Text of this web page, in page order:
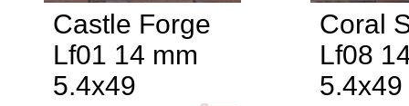
Castle Forge
Lf01 14 mm
5.4x49
Coral
Lf08
5.4x49